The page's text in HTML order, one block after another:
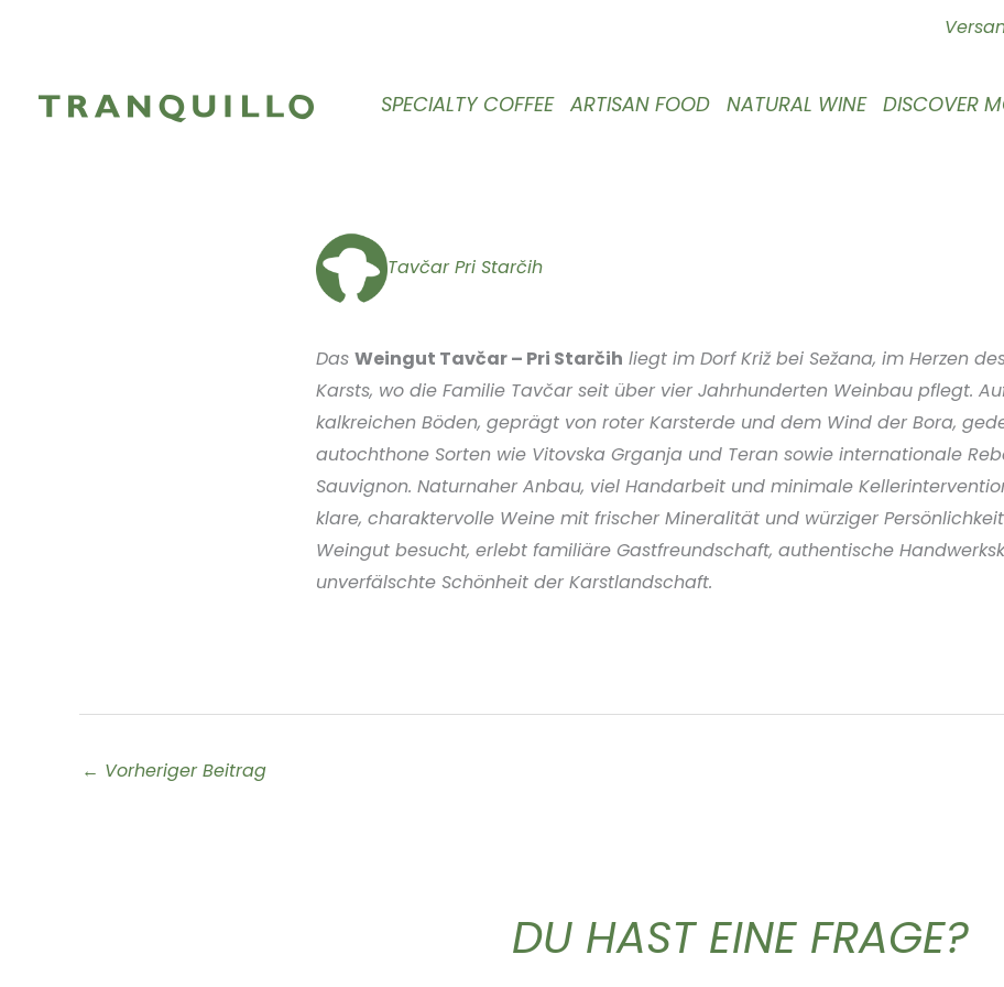
SPECIALTY COFFEE ARTISAN FOOD NATURAL WINE DISCOVER
Tavčar Pri Starčih
Das Weingut Tavčar – Pri Starčih liegt im Dorf Križ bei Sežana, im Herzen
Karsts, wo die Familie Tavčar seit über vier Jahrhunderten Weinbau pflegt.
kalkreichen Böden, geprägt von roter Karsterde und dem Wind der Bora,
autochthone Sorten wie Vitovska Grganja und Teran sowie internationale
Sauvignon. Naturnaher Anbau, viel Handarbeit und minimale
klare, charaktervolle Weine mit frischer Mineralität und würziger
Weingut besucht, erlebt familiäre Gastfreundschaft, authentische
unverfälschte Schönheit der Karstlandschaft.
← Vorheriger Beitrag
DU HAST EINE FRAGE?